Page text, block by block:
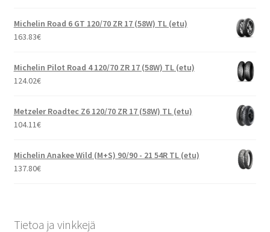
Michelin Road 6 GT 120/70 ZR 17 (58W) TL (etu)
163.83€
Michelin Pilot Road 4 120/70 ZR 17 (58W) TL (etu)
124.02€
Metzeler Roadtec Z6 120/70 ZR 17 (58W) TL (etu)
104.11€
Michelin Anakee Wild (M+S) 90/90 - 21 54R TL (etu)
137.80€
Tietoa ja vinkkejä